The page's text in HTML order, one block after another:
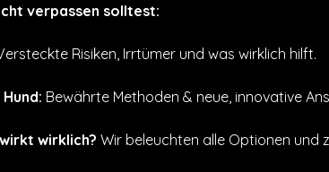
verpassen solltest:
Risiken, Irrtümer und was wirklich hilft.
Bewährte Methoden & neue, innovative
wirklich? Wir beleuchten alle Optionen und